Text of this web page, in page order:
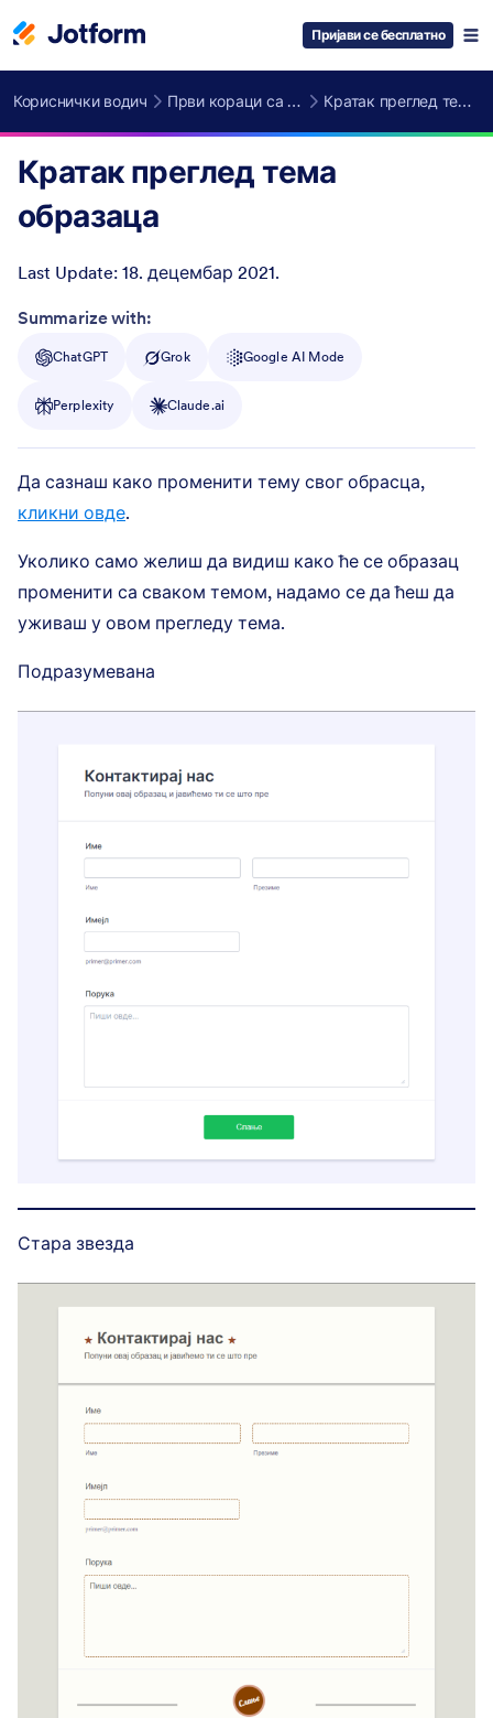
Пријави се бесплатно
Кориснички водич Први кораци са Jotform-ом Кратак преглед тема образаца
Кратак преглед тема
образаца
Last Update: 18. децембар 2021.
Post ID
Summarize with:
ChatGPT Grok Google AI Mode
Perplexity Claude.ai
Да сазнаш како променити тему свог обрасца,
кликни овде.
Уколико само желиш да видиш како ће се образац
променити са сваком темом, надамо се да ћеш да
уживаш у овом прегледу тема.
Подразумевана
Стара звезда